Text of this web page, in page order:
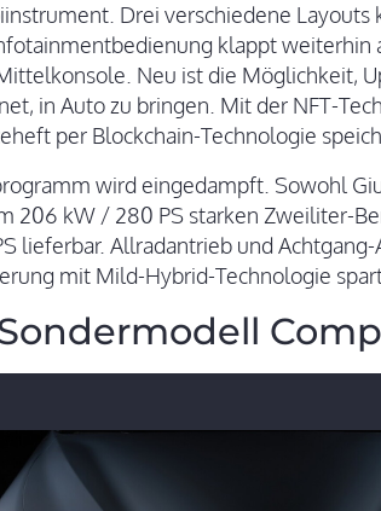
Drei verschiedene Layouts
klappt weiterhin
Neu ist die Möglichkeit,
in Auto zu bringen. Mit der NFT-
per Blockchain-Technologie
wird eingedampft. Sowohl
206 kW / 280 PS starken Zweiliter-
lieferbar. Allradantrieb und
mit Mild-Hybrid-Technologie